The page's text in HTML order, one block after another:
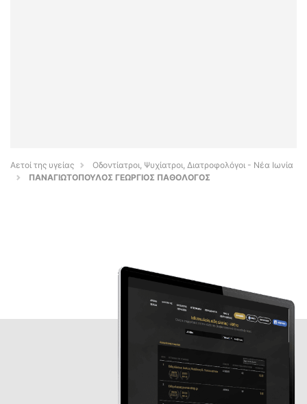
Αετοί της υγείας
Οδοντίατροι, Ψυχίατροι, Διατροφολόγοι - Νέα Ιωνία
ΠΑΝΑΓΙΩΤΟΠΟΥΛΟΣ ΓΕΩΡΓΙΟΣ ΠΑΘΟΛΟΓΟΣ